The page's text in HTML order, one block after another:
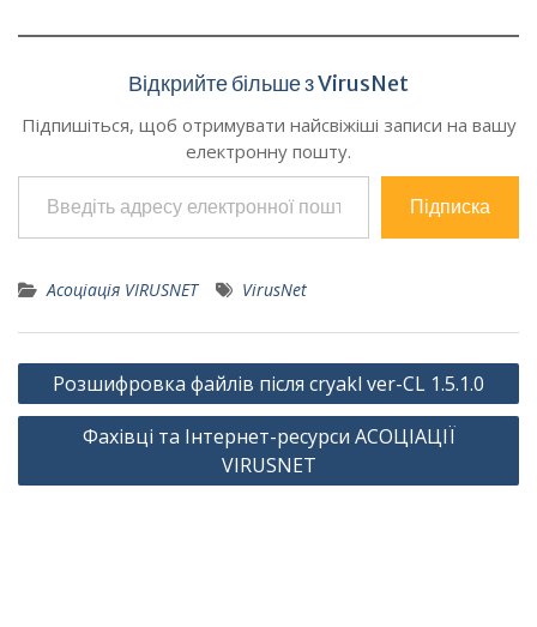
варьируется от 10 000
зависимости от
объема данных для
Проверка и
оплата:Оплата
проверке заказчиком
работоспособности
базы…
Відкрийте більше з VirusNet
Підпишіться, щоб отримувати найсвіжіші записи на вашу
електронну пошту.
Введіть адресу електронної пошти…
Підписка
Асоціація VIRUSNET VirusNet
Навігація
записів
Розшифровка файлів після cryakl ver-CL 1.5.1.0
Фахівці та Інтернет-ресурси АСОЦІАЦІЇ
VIRUSNET